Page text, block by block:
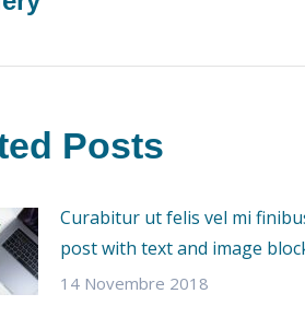
Posts
Curabitur ut felis vel mi
post with text and image
14 Novembre 2018